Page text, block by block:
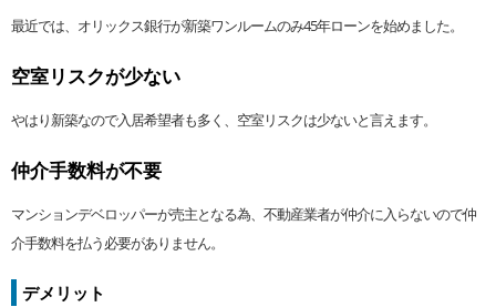
最近では、オリックス銀行が新築ワンルームのみ45年ローンを始めました。
空室リスクが少ない
やはり新築なので入居希望者も多く、空室リスクは少ないと言えます。
仲介手数料が不要
マンションデベロッパーが売主となる為、不動産業者が仲介に入らないので仲
介手数料を払う必要がありません。
デメリット